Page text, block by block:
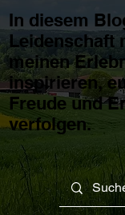
In diesem
Leidenschaft
meinen
inspirieren,
Freude und
verfolgen.